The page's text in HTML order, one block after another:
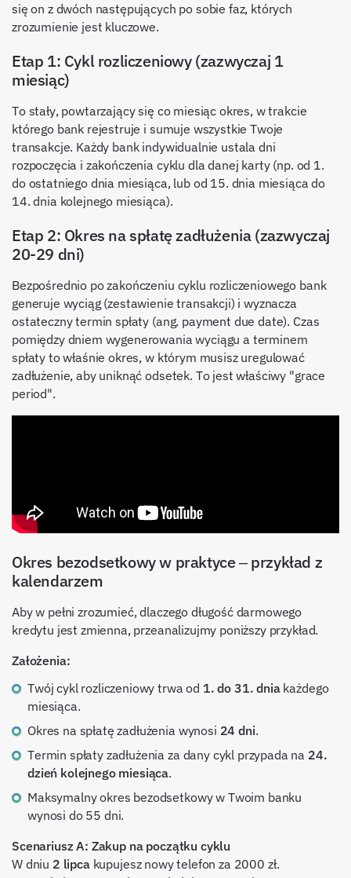
się on z dwóch następujących po sobie faz, których
zrozumienie jest kluczowe.
Etap 1: Cykl rozliczeniowy (zazwyczaj 1
miesiąc)
To stały, powtarzający się co miesiąc okres, w trakcie
którego bank rejestruje i sumuje wszystkie Twoje
transakcje. Każdy bank indywidualnie ustala dni
rozpoczęcia i zakończenia cyklu dla danej karty (np. od 1.
do ostatniego dnia miesiąca, lub od 15. dnia miesiąca do
14. dnia kolejnego miesiąca).
Etap 2: Okres na spłatę zadłużenia (zazwyczaj
20-29 dni)
Bezpośrednio po zakończeniu cyklu rozliczeniowego bank
generuje wyciąg (zestawienie transakcji) i wyznacza
ostateczny termin spłaty (ang. payment due date). Czas
pomiędzy dniem wygenerowania wyciągu a terminem
spłaty to właśnie okres, w którym musisz uregulować
zadłużenie, aby uniknąć odsetek. To jest właściwy "grace
period".
Okres bezodsetkowy w praktyce – przykład z
kalendarzem
Aby w pełni zrozumieć, dlaczego długość darmowego
kredytu jest zmienna, przeanalizujmy poniższy przykład.
Założenia:
Twój cykl rozliczeniowy trwa od 1. do 31. dniakażdego
miesiąca.
Okres na spłatę zadłużenia wynosi 24 dni.
Termin spłaty zadłużenia za dany cykl przypada na 24.
dzień kolejnego miesiąca.
Maksymalny okres bezodsetkowy w Twoim banku
wynosi do 55 dni.
Scenariusz A: Zakup na początku cyklu
W dniu 2 lipcakupujesz nowy telefon za 2000 zł.